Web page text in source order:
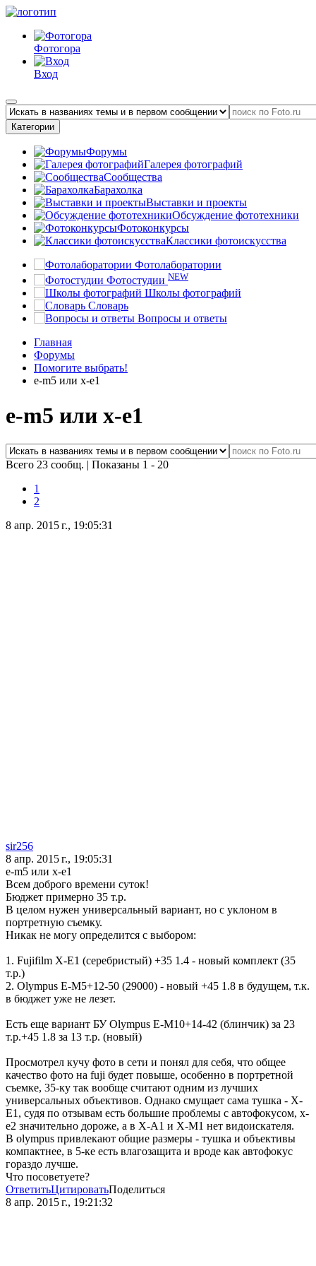
Фотогора
Вход
Категории
Форумы
Галерея фотографий
Сообщества
Барахолка
Выставки и проекты
Обсуждение фототехники
Фотоконкурсы
Классики фотоискусства
Фотолаборатории
Фотостудии NEW
Школы фотографий
Словарь
Вопросы и ответы
Главная
Форумы
Помогите выбрать!
e-m5 или x-e1
e-m5 или x-e1
Всего 23 сообщ. | Показаны 1 - 20
1
2
8 апр. 2015 г., 19:05:31
sir256
8 апр. 2015 г., 19:05:31
e-m5 или x-e1
Всем доброго времени суток!
Бюджет примерно 35 т.р.
В целом нужен универсальный вариант, но с уклоном в
портретную съемку.
Никак не могу определится с выбором:
1. Fujifilm X-E1 (серебристый) +35 1.4 - новый комплект (35
т.р.)
2. Olympus E-M5+12-50 (29000) - новый +45 1.8 в будущем, т.к.
в бюджет уже не лезет.
Есть еще вариант БУ Olympus E-M10+14-42 (блинчик) за 23
т.р.+45 1.8 за 13 т.р. (новый)
Просмотрел кучу фото в сети и понял для себя, что общее
качество фото на fuji будет повыше, особенно в портретной
съемке, 35-ку так вообще считают одним из лучших
универсальных объективов. Однако смущает сама тушка - X-
E1, судя по отзывам есть большие проблемы с автофокусом, x-
e2 значительно дороже, а в X-A1 и X-M1 нет видоискателя.
В olympus привлекают общие размеры - тушка и объективы
компактнее, в 5-ке есть влагозащита и вроде как автофокус
гораздо лучше.
Что посоветуете?
ОтветитьЦитироватьПоделиться
8 апр. 2015 г., 19:21:32